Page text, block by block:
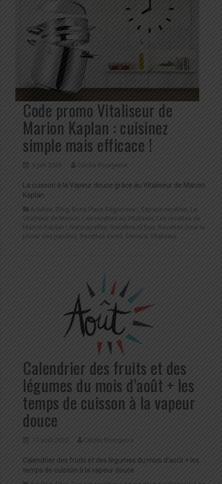
Code promo Vitaliseur de
Marion Kaplan : cuisinez
simple mais efficace !
4 juin 2026 Cécilia Bourgeois
La cuisson à la Vapeur douce grâce au Vitaliseur de Marion
Kaplan
Adultes, Blog , Bons Plans Régionaux !, Espace recettes , Le
Vitaliseur de Marion , Les recettes au Vitaliseur, Les recettes de
Marion Kaplan ! , Naturopathie Recettes IG bas, Recettes pour le
plaisir des papilles, Recettes santé, Seniors, Vitaliseur
Calendrier des fruits et des
légumes du mois d’août + les
temps de cuisson à la vapeur
douce
17 août 2020 Cécilia Bourgeois
Calendrier des fruits et des légumes du mois d’août + les
temps de cuisson à la vapeur douce